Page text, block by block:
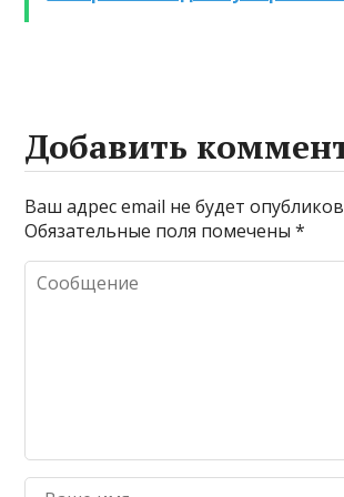
Добавить
Ваш адрес email не будет
Обязательные поля помечены*